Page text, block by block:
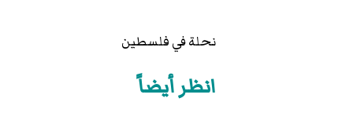
نحلة في فلسطين
انظر أيضاً